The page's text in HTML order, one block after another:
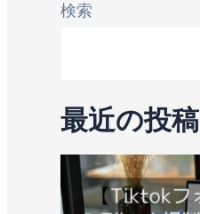
検索
最近の投稿